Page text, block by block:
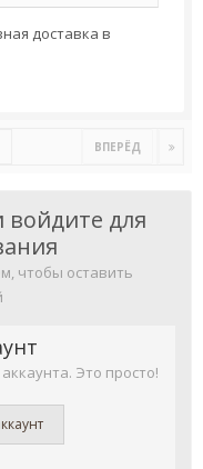
доставка в
ВПЕРЁД
войдите для
чтобы оставить
Это просто!